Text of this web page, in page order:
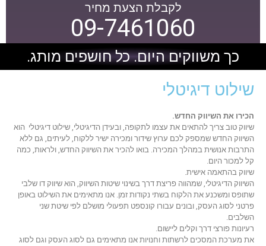
לקבלת הצעת מחיר
09-7461060
כך משווקים היום. כל חושפים מותג.
שילוט דיגיטלי
הכירו את השיווק החדש.
שיווק טוב צריך להתאים את עצמו לתקופה, ובעידן הדיגיטלי, שילוט דיגיטלי הוא
השיווק החדש שמספק לכם ערוץ שידור ומכירה ישיר ללקוח, לעיתים, גם ללא
התרבות אנושית במהלך המכירה. בואו להכיר את השיווק החדש, ולראות, כמה
קל למכור היום.
שיווק בהתאמה אישית.
השיווק הדיגיטלי, שמהווה פריצת דרך בשינוי שיטות השיווק, הוא שיווק דו שלבי
שתופס ומשכנע את הלקוח בשתי נקודות זמן. אנו מתאימים את השילוט באופן
פרטני לסוג העסק, ובונים עבורו קונספט תפעולי מושלם לפי שיטת שני
השלבים.
רעיונות פורצי דרך וקלים ליישום.
את מערכת המסכים לרשתות וחנויות אנו מתאימים גם לסוג העסק וגם לסוג